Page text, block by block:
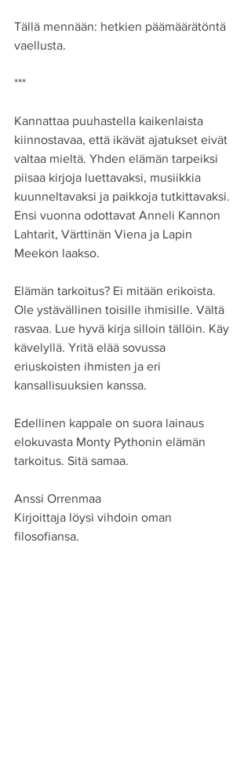
Tällä mennään: hetkien päämäärätöntä
vaellusta.
***
Kannattaa puuhastella kaikenlaista
kiinnostavaa, että ikävät ajatukset eivät
valtaa mieltä. Yhden elämän tarpeiksi
piisaa kirjoja luettavaksi, musiikkia
kuunneltavaksi ja paikkoja tutkittavaksi.
Ensi vuonna odottavat Anneli Kannon
Lahtarit, Värttinän Viena ja Lapin
Meekon laakso.
Elämän tarkoitus? Ei mitään erikoista.
Ole ystävällinen toisille ihmisille. Vältä
rasvaa. Lue hyvä kirja silloin tällöin. Käy
kävelyllä. Yritä elää sovussa
eriuskoisten ihmisten ja eri
kansallisuuksien kanssa.
Edellinen kappale on suora lainaus
elokuvasta Monty Pythonin elämän
tarkoitus. Sitä samaa.
Anssi Orrenmaa
Kirjoittaja löysi vihdoin oman
filosofiansa.